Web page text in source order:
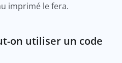
imprimé le fera.
on utiliser un code